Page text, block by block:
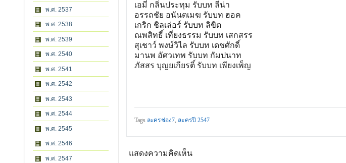
พ.ศ. 2537
พ.ศ. 2538
พ.ศ. 2539
พ.ศ. 2540
พ.ศ. 2541
พ.ศ. 2542
พ.ศ. 2543
พ.ศ. 2544
พ.ศ. 2545
พ.ศ. 2546
พ.ศ. 2547
เอมี่ กลิ่นประทุม รับบท ลีน่า
อรรถชัย อนันตเมฆ รับบท ฮอค
เกริก ชิลเล่อร์ รับบท ลิขิต
ณพสิทธิ์ เที่ยงธรรม รับบท เสกสรร
สุเชาว์ พงษ์วิไล รับบท เดชศักดิ์
มานพ อัศวเทพ รับบท กัมปนาท
ภัสสร บุญยเกียรติ์ รับบท เพียงเพ็ญ
Tags ละครช่อง7, ละครปี 2547
แสดงความคิดเห็น